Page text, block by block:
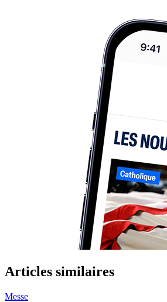
Articles similaires
Messe